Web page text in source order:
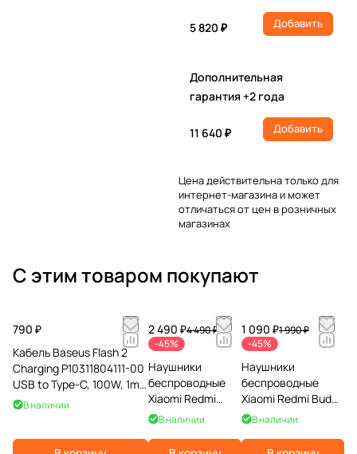
5 820 ₽ Добавить
Дополнительная
гарантия +2 года
11 640 ₽ Добавить
Цена действительна только для
интернет-магазина и может
отличаться от цен в розничных
магазинах
С этим товаром покупают
790 ₽
Кабель Baseus Flash 2
Charging P10311804111-00
USB to Type-C, 100W, 1m,
черный
В наличии
2 490 ₽4 490 ₽
-45%
Наушники
беспроводные
Xiaomi Redmi
Buds 6, зеленые
В наличии
1 090 ₽1 990 ₽
-45%
Наушники
беспроводные
Xiaomi Redmi Buds
6 Active, черные
В наличии